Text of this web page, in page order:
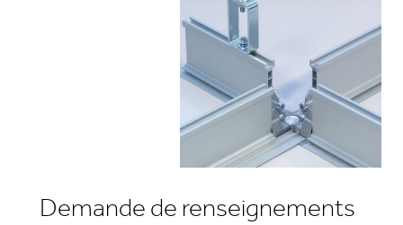
Demande de renseignements